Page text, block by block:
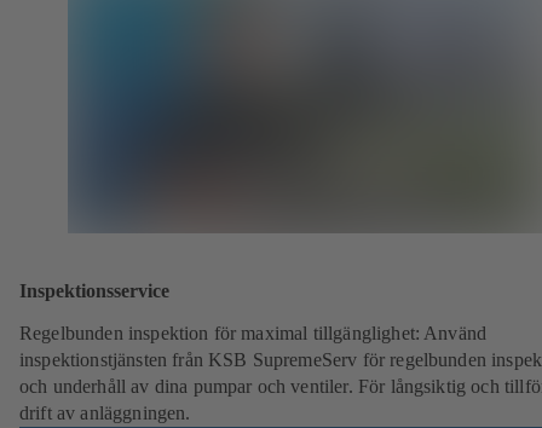
Inspektionsservice
Regelbunden inspektion för maximal tillgänglighet: Använd
inspektionstjänsten från KSB SupremeServ för regelbunden
och underhåll av dina pumpar och ventiler. För långsiktig och
drift av anläggningen.